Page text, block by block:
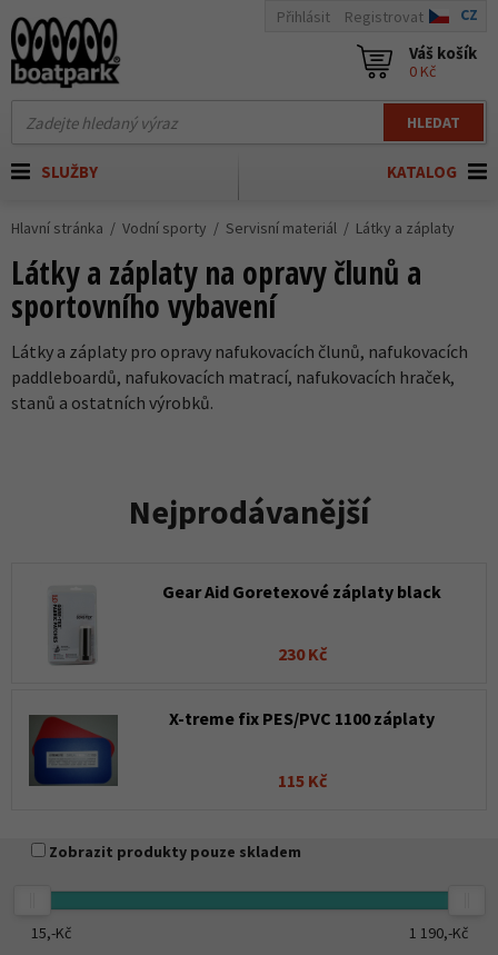
HLEDAT
Přihlásit Registrovat CZ
Váš košík
0 Kč
KATALOG
SLUŽBY
Hlavní stránka Vodní sporty Servisní materiál Látky a záplaty
Látky a záplaty na opravy člunů a
sportovního vybavení
Látky a záplaty pro opravy nafukovacích člunů, nafukovacích
paddleboardů, nafukovacích matrací, nafukovacích hraček,
stanů a ostatních výrobků.
Nejprodávanější
Gear Aid Goretexové záplaty black
230 Kč
X-treme fix PES/PVC 1100 záplaty
115 Kč
Zobrazit produkty pouze skladem
15,-Kč 1 190,-Kč